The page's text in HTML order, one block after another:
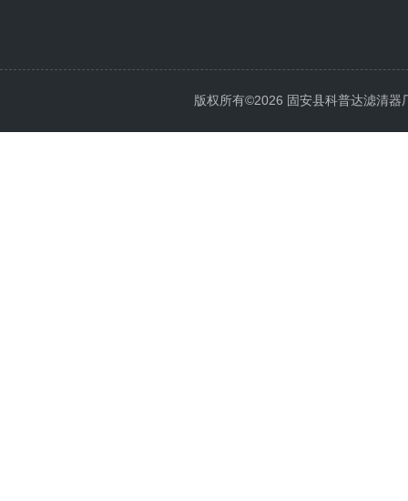
版权所有©2026 固安县科普达滤清